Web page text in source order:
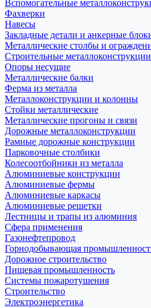
Вспомогательные
Фахверки
Навесы
Закладные детали и анкерные
Металлические столбы и
Строительные металлоконструкции
Опоры несущие
Металлические балки
Ферма из металла
Металлоконструкции и колонны
Стойки металлические
Металлические прогоны и связи
Дорожные металлоконструкции
Рамные дорожные конструкции
Парковочные столбики
Колесоотбойники из металла
Алюминиевые конструкции
Алюминиевые фермы
Алюминиевые каркасы
Алюминиевые решетки
Лестницы и трапы из алюминия
Сфера применения
Газонефтепровод
Горнодобывающая
Дорожное строительство
Пищевая промышленность
Системы пожаротушения
Строительство
Электроэнергетика